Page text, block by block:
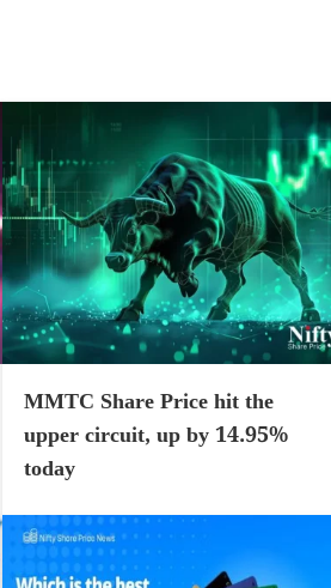
MMTC Share Price hit the
upper circuit, up by 14.95%
today